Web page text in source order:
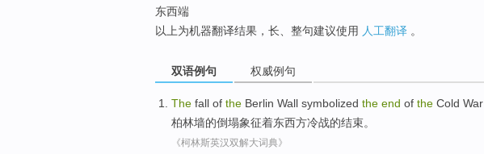
东西端
以上为机器翻译结果，长、整句建议使用 人工翻译 。
双语例句 权威例句
The fall of the Berlin Wall symbolized the end of the Cold War
柏林墙的倒塌象征着东西方冷战的结束。
《柯林斯英汉双解大词典》